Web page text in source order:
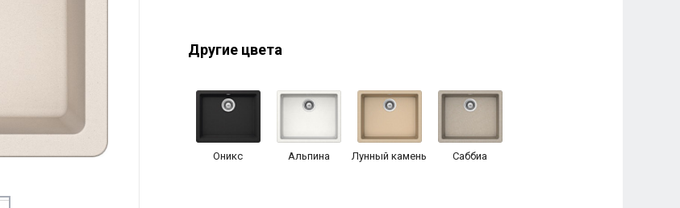
Другие цвета
Оникс Альпина Лунный камень Саббиа